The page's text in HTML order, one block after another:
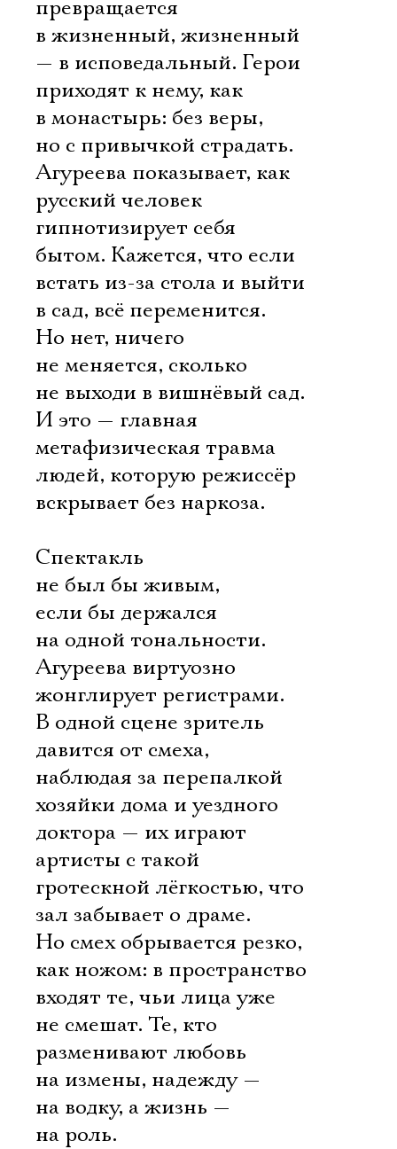
превращается
в жизненный, жизненный
— в исповедальный. Герои
приходят к нему, как
в монастырь: без веры,
но с привычкой страдать.
Агуреева показывает, как
русский человек
гипнотизирует себя
бытом. Кажется, что если
встать из-за стола и выйти
в сад, всё переменится.
Но нет, ничего
не меняется, сколько
не выходи в вишнёвый сад.
И это — главная
метафизическая травма
людей, которую режиссёр
вскрывает без наркоза.
Спектакль
не был бы живым,
если бы держался
на одной тональности.
Агуреева виртуозно
жонглирует регистрами.
В одной сцене зритель
давится от смеха,
наблюдая за перепалкой
хозяйки дома и уездного
доктора — их играют
артисты с такой
гротескной лёгкостью, что
зал забывает о драме.
Но смех обрывается резко,
как ножом: в пространство
входят те, чьи лица уже
не смешат. Те, кто
разменивают любовь
на измены, надежду —
на водку, а жизнь —
на роль.